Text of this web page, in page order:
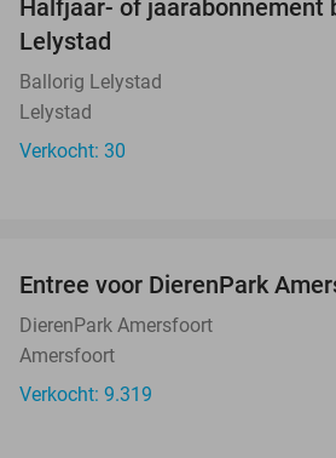
Halfjaar- of jaarabonnement
Lelystad
Ballorig Lelystad
Lelystad
Verkocht: 30
Entree voor DierenPark
DierenPark Amersfoort
Amersfoort
Verkocht: 9.319